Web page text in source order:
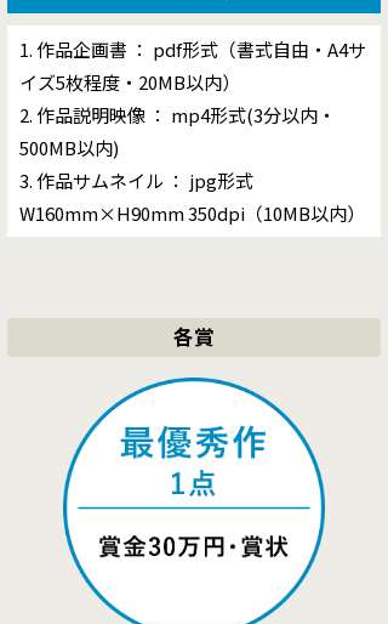
1. 作品企画書 ： pdf形式（書式自由・A4サ
イズ5枚程度・20MB以内）
2. 作品説明映像 ： mp4形式(3分以内・
500MB以内)
3. 作品サムネイル ： jpg形式
W160mm×H90mm 350dpi（10MB以内）
各賞